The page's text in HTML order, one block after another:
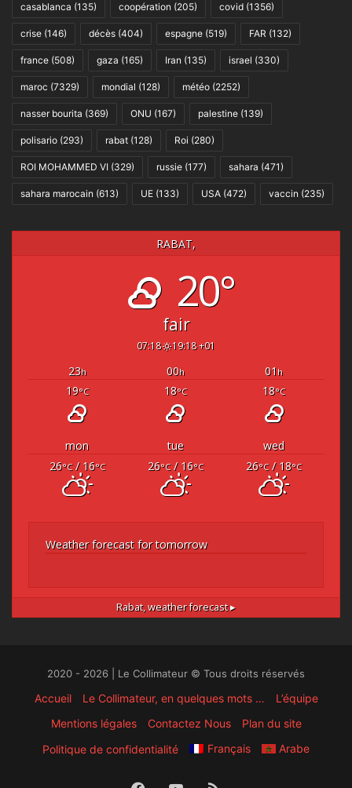
casablanca (135) coopération (205) covid (1356)
crise (146) décès (404) espagne (519) FAR (132)
france (508) gaza (165) Iran (135) israel (330)
maroc (7329) mondial (128) météo (2252)
nasser bourita (369) ONU (167) palestine (139)
polisario (293) rabat (128) Roi (280)
ROI MOHAMMED VI (329) russie (177) sahara (471)
sahara marocain (613) UE (133) USA (472) vaccin (235)
RABAT,
20°
fair
07:18 19:18 +01
23h 00h 01 h
19°C 18°C 18°C
mon tue
wed
26°C/ 16°C 26°C/ 16°C 26°C/ 18°C
Weather forecast for tomorrow
Rabat,weather forecast ▸
2020 - 2026 | Le Collimateur © Tous droits réservés
Accueil Le Collimateur, en quelques mots …
L’équipe
Mentions légales
Contactez Nous
Plan du site
Politique de confidentialité
Français Arabe